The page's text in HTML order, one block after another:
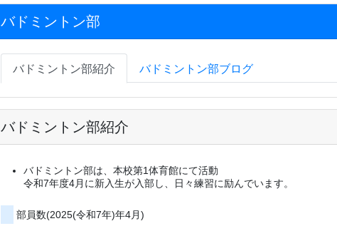
部員数(2025(令和7年)年4月)
３年生 10名
２年生 7名
女子
３年生 4名
２年生 6名
5/20(月)更新
令和6年度香川県高体連主催の各大会の戦績をご覧になりたい方は、
香川県高体連バドミントン専門部